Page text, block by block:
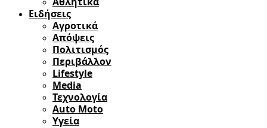
Ειδήσεις
Αγροτικά
Απόψεις
Πολιτισμός
Περιβάλλον
Lifestyle
Media
Τεχνολογία
Auto Moto
Υγεία